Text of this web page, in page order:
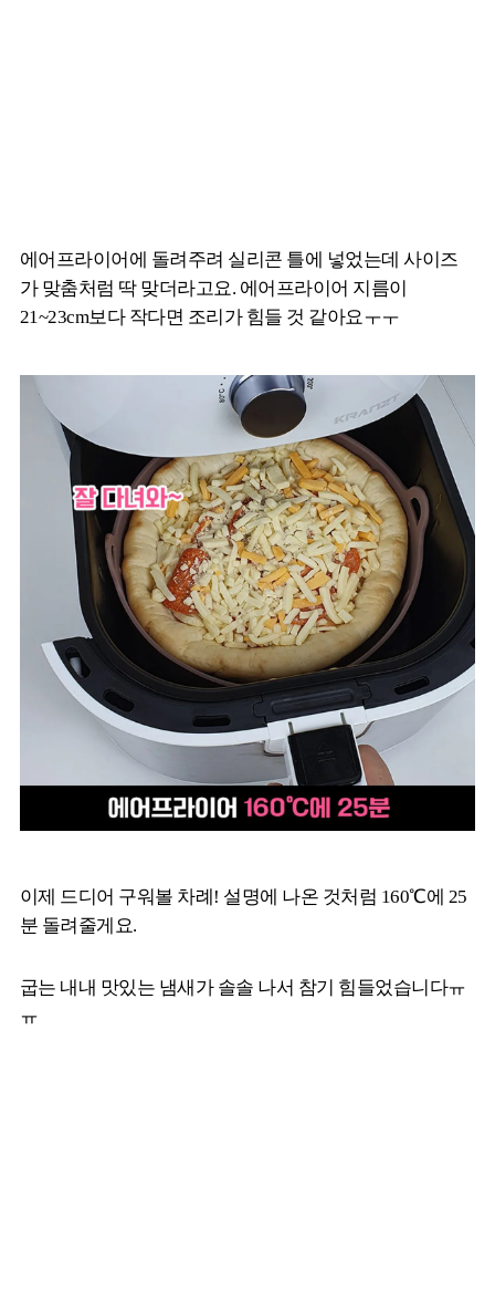
에어프라이어에 돌려주려 실리콘 틀에 넣었는데 사이즈
가 맞춤처럼 딱 맞더라고요. 에어프라이어 지름이
21~23cm보다 작다면 조리가 힘들 것 같아요ㅜㅜ
이제 드디어 구워볼 차례! 설명에 나온 것처럼 160℃에 25
분 돌려줄게요.
굽는 내내 맛있는 냄새가 솔솔 나서 참기 힘들었습니다ㅠ
ㅠ